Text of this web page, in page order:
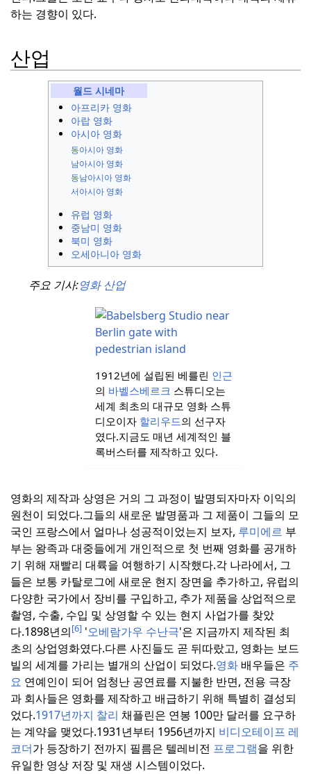
하는 경향이 있다.
산업
월드 시네마
아프리카 영화
아랍 영화
아시아 영화
동아시아 영화
남아시아 영화
동남아시아 영화
서아시아 영화
유럽 영화
중남미 영화
북미 영화
오세아니아 영화
주요 기사:영화 산업
1912년에 설립된 베를린 인근
의 바벨스베르크 스튜디오는
세계 최초의 대규모 영화 스튜
디오이자 할리우드의 선구자
였다.지금도 매년 세계적인 블
록버스터를 제작하고 있다.
영화의 제작과 상영은 거의 그 과정이 발명되자마자 이익의
원천이 되었다.그들의 새로운 발명품과 그 제품이 그들의 모
국인 프랑스에서 얼마나 성공적이었는지 보자, 루미에르 부
부는 왕족과 대중들에게 개인적으로 첫 번째 영화를 공개하
기 위해 재빨리 대륙을 여행하기 시작했다.각 나라에서, 그
들은 보통 카탈로그에 새로운 현지 장면을 추가하고, 유럽의
다양한 국가에서 장비를 구입하고, 추가 제품을 상업적으로
촬영, 수출, 수입 및 상영할 수 있는 현지 사업가를 찾았
다.1898년의[6] '오베람가우 수난극'은 지금까지 제작된 최
초의 상업영화였다.다른 사진들도 곧 뒤따랐고, 영화는 보드
빌의 세계를 가리는 별개의 산업이 되었다.영화 배우들은 주
요 연예인이 되어 엄청난 공연료를 지불한 반면, 전용 극장
과 회사들은 영화를 제작하고 배급하기 위해 특별히 결성되
었다.1917년까지 찰리 채플린은 연봉 100만 달러를 요구하
는 계약을 맺었다.1931년부터 1956년까지 비디오테이프 레
코더가 등장하기 전까지 필름은 텔레비전 프로그램을 위한
유일한 영상 저장 및 재생 시스템이었다.